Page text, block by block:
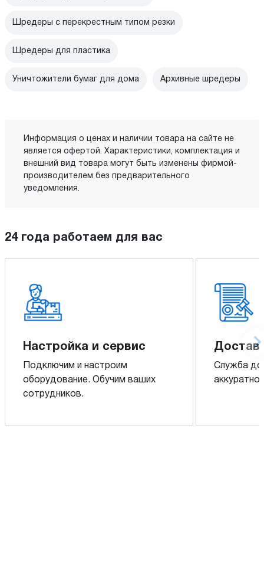
Шредеры с перекрестным типом резки
Шредеры для пластика
Уничтожители бумаг для дома Архивные шредеры
Информация о ценах и наличии товара на сайте не
является офертой. Характеристики, комплектация и
внешний вид товара могут быть изменены фирмой-
производителем без предварительного
уведомления.
24 года работаем для вас
Настройка и сервис
Подключим и настроим
оборудование. Обучим ваших
сотрудников.
Служба
аккуратно